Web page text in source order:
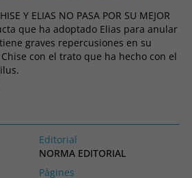
Y ELIAS NO PASA POR SU MEJOR
que ha adoptado Elias para anular
graves repercusiones en su
con el trato que ha hecho con el
Editorial
NORMA EDITORIAL
Pàgines